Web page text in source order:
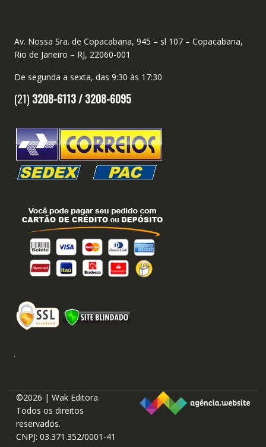
Av. Nossa Sra. de Copacabana, 945 – sl 107 – Copacabana,
Rio de Janeiro – RJ, 22060-001
De segunda a sexta, das 9:30 às 17:30
(21) 3208-6113 /3208-6095
©2026 | Wak Editora.
Todos os direitos
reservados.
CNPJ: 03.371.352/0001-41